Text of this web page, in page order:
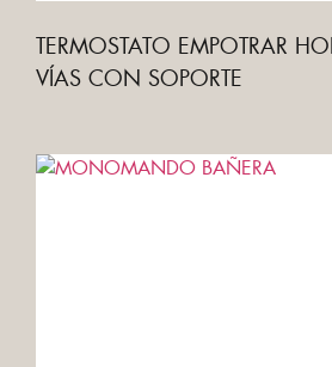
TERMOSTATO EMPOTRAR
VÍAS CON SOPORTE